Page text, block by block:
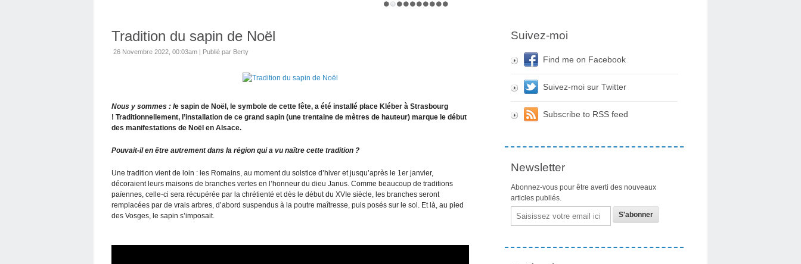
Tradition du sapin de Noël
26 Novembre 2022, 00:03am | Publié par Berty
Nous y sommes : le sapin de Noël, le symbole de cette fête, a été installé place Kléber à Strasbourg
! Traditionnellement, l’installation de ce grand sapin (une trentaine de mètres de hauteur) marque le début
des manifestations de Noël en Alsace.
Pouvait-il en être autrement dans la région qui a vu naître cette tradition ?
Une tradition vient de loin : les Romains, au moment du solstice d’hiver et jusqu’après le 1er janvier,
décoraient leurs maisons de branches vertes en l’honneur du dieu Janus. Comme beaucoup de traditions
païennes, celle-ci sera récupérée par la chrétienté et dès le début du XVIe siècle, les branches seront
remplacées par de vrais arbres, d’abord suspendus à la poutre maîtresse, puis posés sur le sol. Et là, au pied
des Vosges, le sapin s’imposait.
Suivez-moi
Find me on Facebook
Suivez-moi sur Twitter
Subscribe to RSS feed
Newsletter
Abonnez-vous pour être averti des nouveaux
articles publiés.
Email